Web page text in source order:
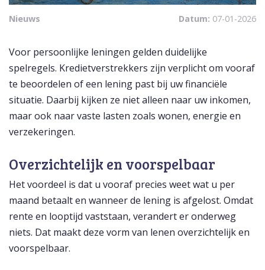
Nieuws Datum: 07-01-2026
Voor persoonlijke leningen gelden duidelijke
spelregels. Kredietverstrekkers zijn verplicht om vooraf
te beoordelen of een lening past bij uw financiële
situatie. Daarbij kijken ze niet alleen naar uw inkomen,
maar ook naar vaste lasten zoals wonen, energie en
verzekeringen.
Overzichtelijk en voorspelbaar
Het voordeel is dat u vooraf precies weet wat u per
maand betaalt en wanneer de lening is afgelost. Omdat
rente en looptijd vaststaan, verandert er onderweg
niets. Dat maakt deze vorm van lenen overzichtelijk en
voorspelbaar.